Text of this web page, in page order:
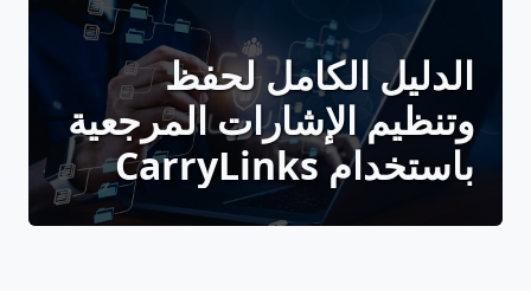
الدليل الكامل لحفظ
وتنظيم الإشارات المرجعية
باستخدام CarryLinks